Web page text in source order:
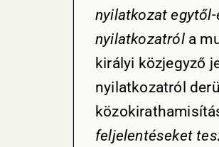
nyilatkozat
nyilatkozatról a
királyi közjegyző
nyilatkozatról
feljelentéseket